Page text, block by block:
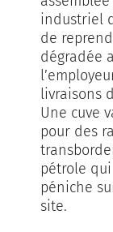
industriel
de
dégradée
livraisons
Une cuve
pour des
pétrole
péniche
site.